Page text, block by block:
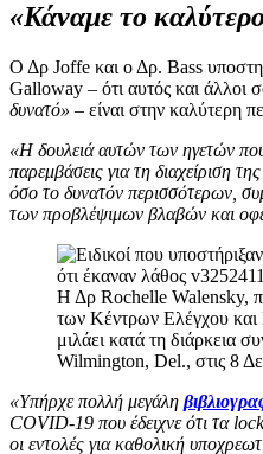
«Κάναμε το
Ο Δρ Joffe και ο Δρ. Bass
Galloway – ότι αυτός και άλλοι
δυνατό» – είναι στην καλύτερη
«Η δουλειά αυτών των ηγετών
παρεμβάσεις για τη διαχείριση
όσο το δυνατόν περισσότερων,
των προβλέψιμων βλαβών και
Η Δρ Rochelle Walensky,
των Κέντρων Ελέγχου
μιλάει κατά τη διάρκεια
Wilmington, Del., στις 8
«Υπήρχε πολλή μεγάλη
COVID-19 που έδειχνε ότι τα
οι εντολές για καθολική